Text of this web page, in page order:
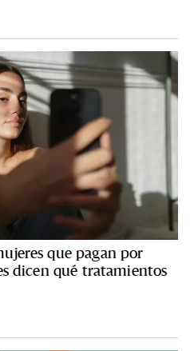
que pagan por
dicen qué tratamientos